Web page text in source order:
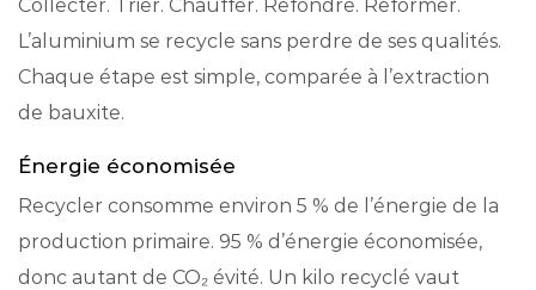
Collecter. Trier. Chauffer. Refondre. Reformer.
L’aluminium se recycle sans perdre de ses qualités.
Chaque étape est simple, comparée à l’extraction
de bauxite.
Énergie économisée
Recycler consomme environ 5 % de l’énergie de la
production primaire. 95 % d’énergie économisée,
donc autant de CO₂ évité. Un kilo recyclé vaut